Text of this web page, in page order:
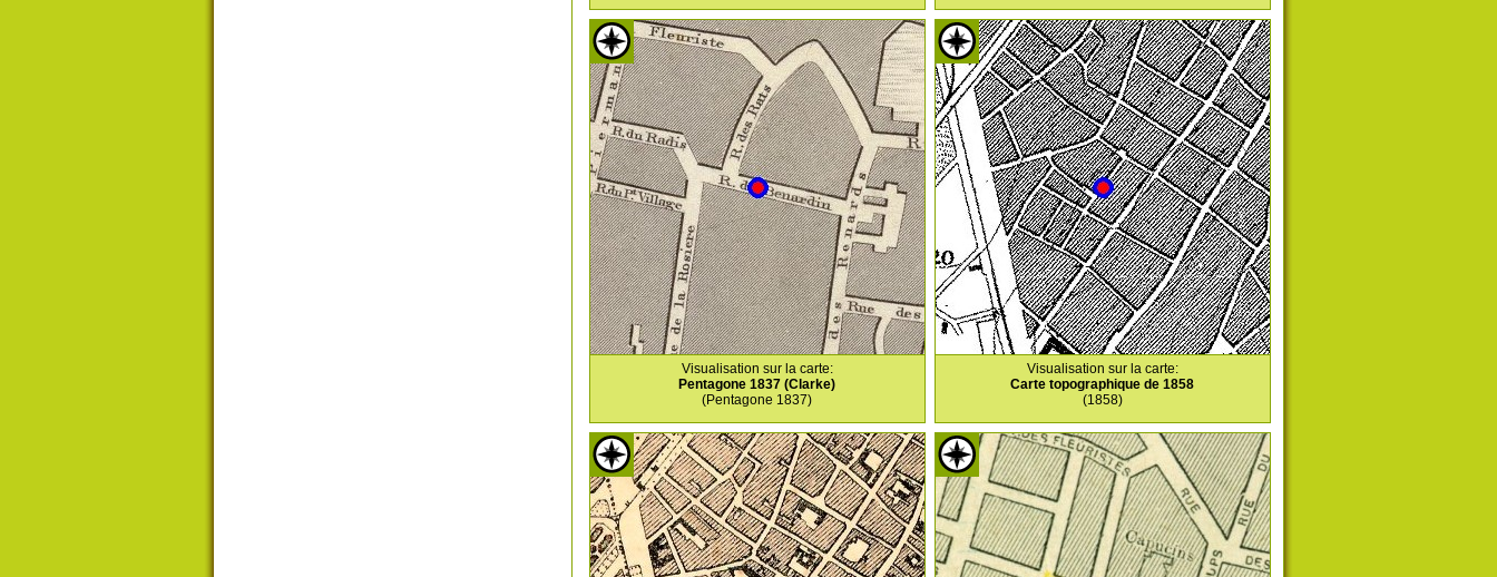
Visualisation sur la carte:
Pentagone 1837 (Clarke)
(Pentagone 1837)
Visualisation sur la carte:
Carte topographique de 1858
(1858)